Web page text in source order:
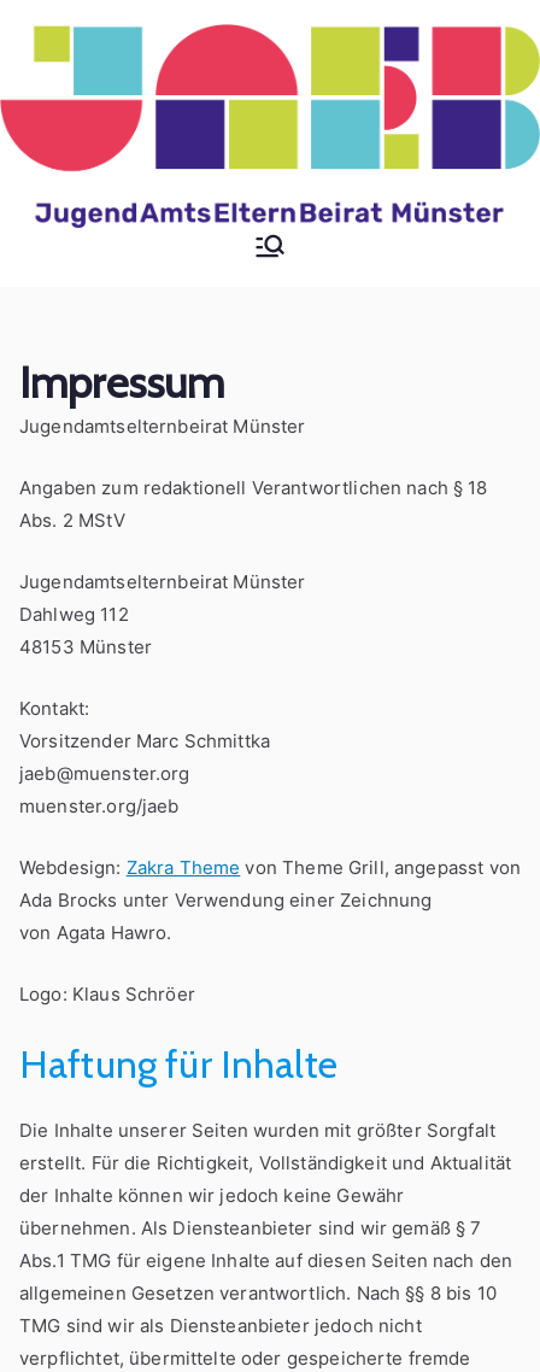
Jugendamtselternbeir
Impressum
Jugendamtselternbeirat Münster
Angaben zum redaktionell Verantwortlichen nach § 18
Abs. 2 MStV
Jugendamtselternbeirat Münster
Dahlweg 112
48153 Münster
Kontakt:
Vorsitzender Marc Schmittka
jaeb@muenster.org
muenster.org/jaeb
Webdesign: Zakra Theme von Theme Grill, angepasst von
Ada Brocks unter Verwendung einer Zeichnung
von Agata Hawro.
Logo: Klaus Schröer
Haftung für Inhalte
Die Inhalte unserer Seiten wurden mit größter Sorgfalt
erstellt. Für die Richtigkeit, Vollständigkeit und Aktualität
der Inhalte können wir jedoch keine Gewähr
übernehmen. Als Diensteanbieter sind wir gemäß § 7
Abs.1 TMG für eigene Inhalte auf diesen Seiten nach den
allgemeinen Gesetzen verantwortlich. Nach §§ 8 bis 10
TMG sind wir als Diensteanbieter jedoch nicht
verpflichtet, übermittelte oder gespeicherte fremde